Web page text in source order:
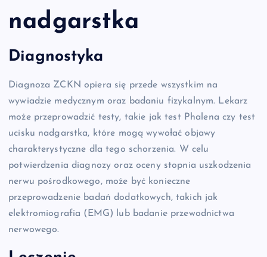
nadgarstka
Diagnostyka
Diagnoza ZCKN opiera się przede wszystkim na
wywiadzie medycznym oraz badaniu fizykalnym. Lekarz
może przeprowadzić testy, takie jak test Phalena czy test
ucisku nadgarstka, które mogą wywołać objawy
charakterystyczne dla tego schorzenia. W celu
potwierdzenia diagnozy oraz oceny stopnia uszkodzenia
nerwu pośrodkowego, może być konieczne
przeprowadzenie badań dodatkowych, takich jak
elektromiografia (EMG) lub badanie przewodnictwa
nerwowego.